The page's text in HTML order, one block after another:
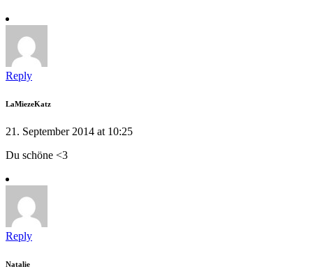
Reply
LaMiezeKatz
21. September 2014 at 10:25
Du schöne <3
Reply
Natalie